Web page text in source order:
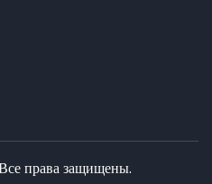
права защищены.